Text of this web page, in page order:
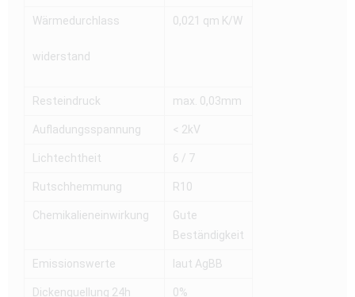
Wärmedurchlass
widerstand
0,021 qm K/W
Resteindruck max. 0,03mm
Aufladungsspannung < 2kV
Lichtechtheit 6 / 7
Rutschhemmung R10
Chemikalieneinwirkung
Gute
Beständigkeit
Emissionswerte laut AgBB
Dickenquellung 24h
0%